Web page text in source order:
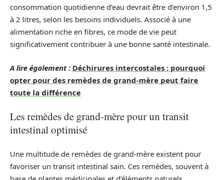
consommation quotidienne d’eau devrait être d’environ 1,5
à 2 litres, selon les besoins individuels. Associé à une
alimentation riche en fibres, ce mode de vie peut
significativement contribuer à une bonne santé intestinale.
A lire également : Déchirures intercostales : pourquoi
opter pour des remèdes de grand-mère peut faire
toute la différence
Les remèdes de grand-mère pour un transit
intestinal optimisé
Une multitude de remèdes de grand-mère existent pour
favoriser un transit intestinal sain. Ces remèdes, souvent à